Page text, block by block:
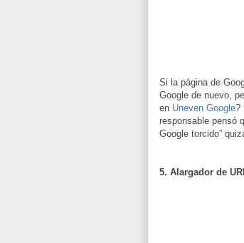
Si la página de
Google de nuevo,
en Uneven Google?
responsable pensó
Google torcido”
5. Alargador de